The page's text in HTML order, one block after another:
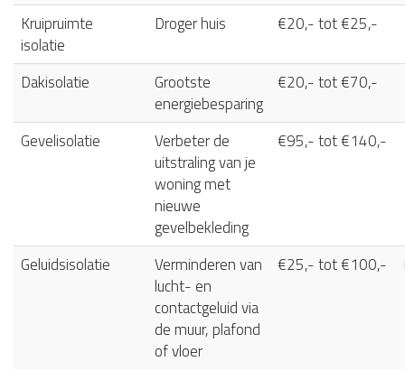
Kruipruimte
isolatie
Droger huis €20,- tot €25,-
Dakisolatie
Grootste
energiebesparing
€20,- tot €70,-
Gevelisolatie
Verbeter de
uitstraling van je
woning met
nieuwe
gevelbekleding
€95,- tot €140,-
Geluidsisolatie
Verminderen van
lucht- en
contactgeluid via
de muur, plafond
of vloer
€25,- tot €100,-